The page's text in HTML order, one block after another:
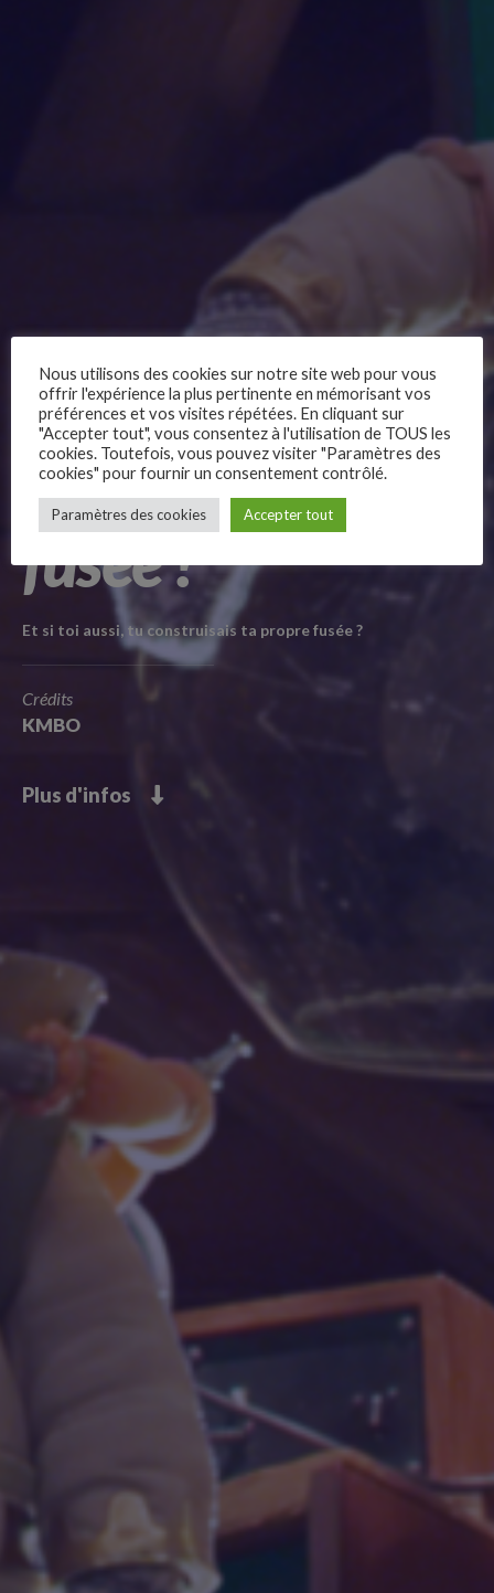
Follow Us
Carte du voyageur 2024
Créé ta propre
fusée !
Et si toi aussi, tu construisais ta propre fusée ?
Crédits
KMBO
Plus d'infos
Nous utilisons des cookies sur notre site web pour vous
offrir l'expérience la plus pertinente en mémorisant vos
préférences et vos visites répétées. En cliquant sur
"Accepter tout", vous consentez à l'utilisation de TOUS les
cookies. Toutefois, vous pouvez visiter "Paramètres des
cookies" pour fournir un consentement contrôlé.
Paramètres des cookies Accepter tout